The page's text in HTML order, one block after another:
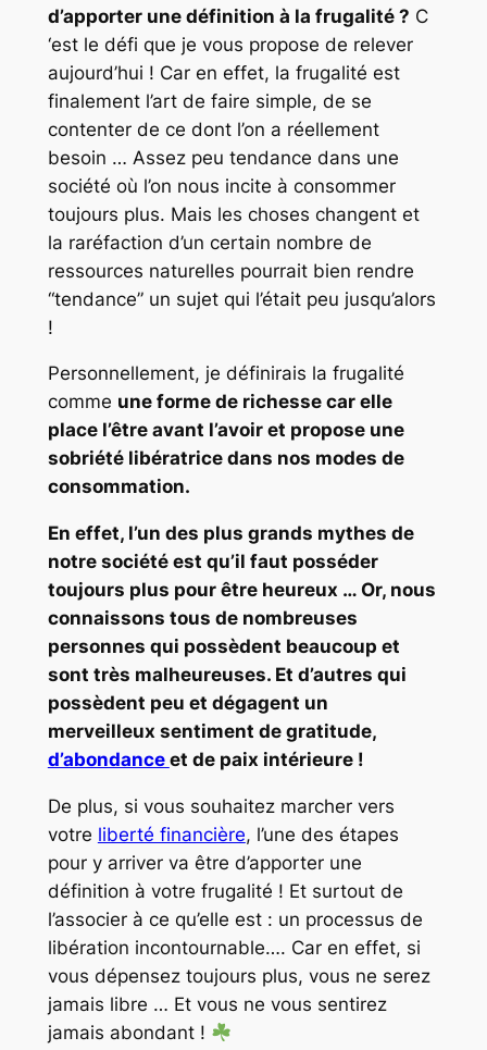
d’apporter une définition à la frugalité ? C
‘est le défi que je vous propose de relever
aujourd’hui ! Car en effet, la frugalité est
finalement l’art de faire simple, de se
contenter de ce dont l’on a réellement
besoin … Assez peu tendance dans une
société où l’on nous incite à consommer
toujours plus. Mais les choses changent et
la raréfaction d’un certain nombre de
ressources naturelles pourrait bien rendre
“tendance” un sujet qui l’était peu jusqu’alors
!
Personnellement, je définirais la frugalité
comme une forme de richesse car elle
place l’être avant l’avoir et propose une
sobriété libératrice dans nos modes de
consommation.
En effet, l’un des plus grands mythes de
notre société est qu’il faut posséder
toujours plus pour être heureux … Or, nous
connaissons tous de nombreuses
personnes qui possèdent beaucoup et
sont très malheureuses. Et d’autres qui
possèdent peu et dégagent un
merveilleux sentiment de gratitude,
d’abondance et de paix intérieure !
De plus, si vous souhaitez marcher vers
votre liberté financière, l’une des étapes
pour y arriver va être d’apporter une
définition à votre frugalité ! Et surtout de
l’associer à ce qu’elle est : un processus de
libération incontournable…. Car en effet, si
vous dépensez toujours plus, vous ne serez
jamais libre … Et vous ne vous sentirez
jamais abondant !